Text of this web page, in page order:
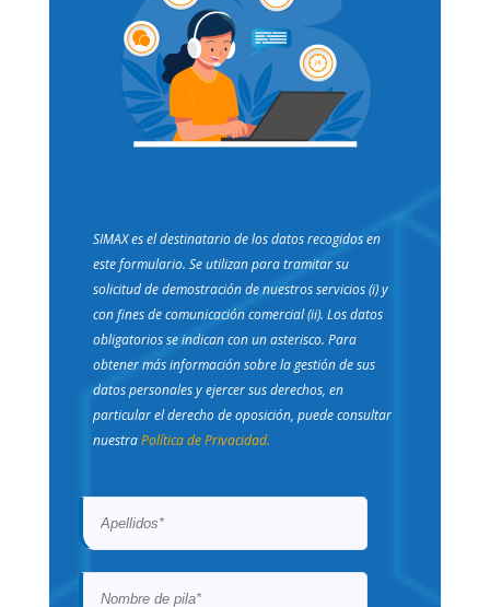
SIMAX es el destinatario de los datos recogidos en
este formulario. Se utilizan para tramitar su
solicitud de demostración de nuestros servicios (i) y
con fines de comunicación comercial (ii). Los datos
obligatorios se indican con un asterisco. Para
obtener más información sobre la gestión de sus
datos personales y ejercer sus derechos, en
particular el derecho de oposición, puede consultar
nuestraPolítica de Privacidad.